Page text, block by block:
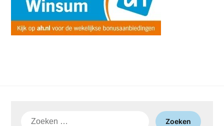
Zoeken